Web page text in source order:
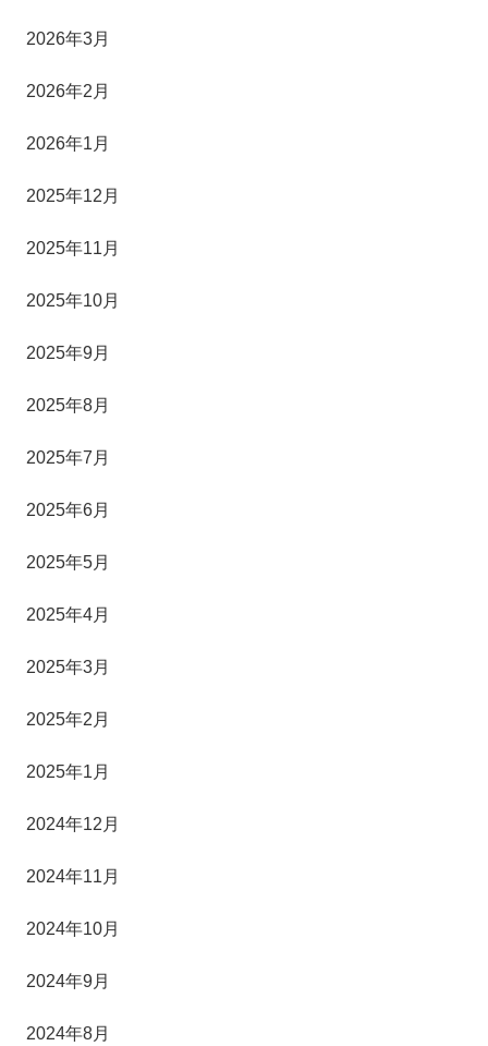
2026年3月
2026年2月
2026年1月
2025年12月
2025年11月
2025年10月
2025年9月
2025年8月
2025年7月
2025年6月
2025年5月
2025年4月
2025年3月
2025年2月
2025年1月
2024年12月
2024年11月
2024年10月
2024年9月
2024年8月